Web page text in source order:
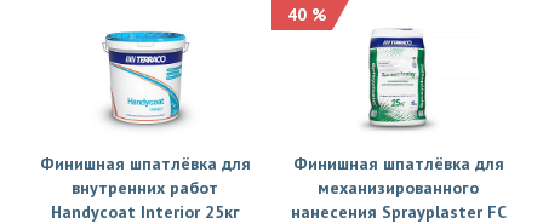
Финишная шпатлёвка для
внутренних работ
Handycoat Interior 25кг
40 %
Финишная шпатлёвка для
механизированного
нанесения Sprayplaster FC